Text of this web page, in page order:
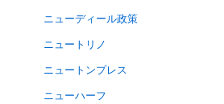
ニューディール政策
ニュートリノ
ニュートンプレス
ニューハーフ